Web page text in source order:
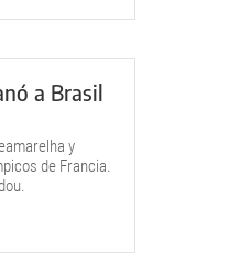
a Brasil
y
de Francia.